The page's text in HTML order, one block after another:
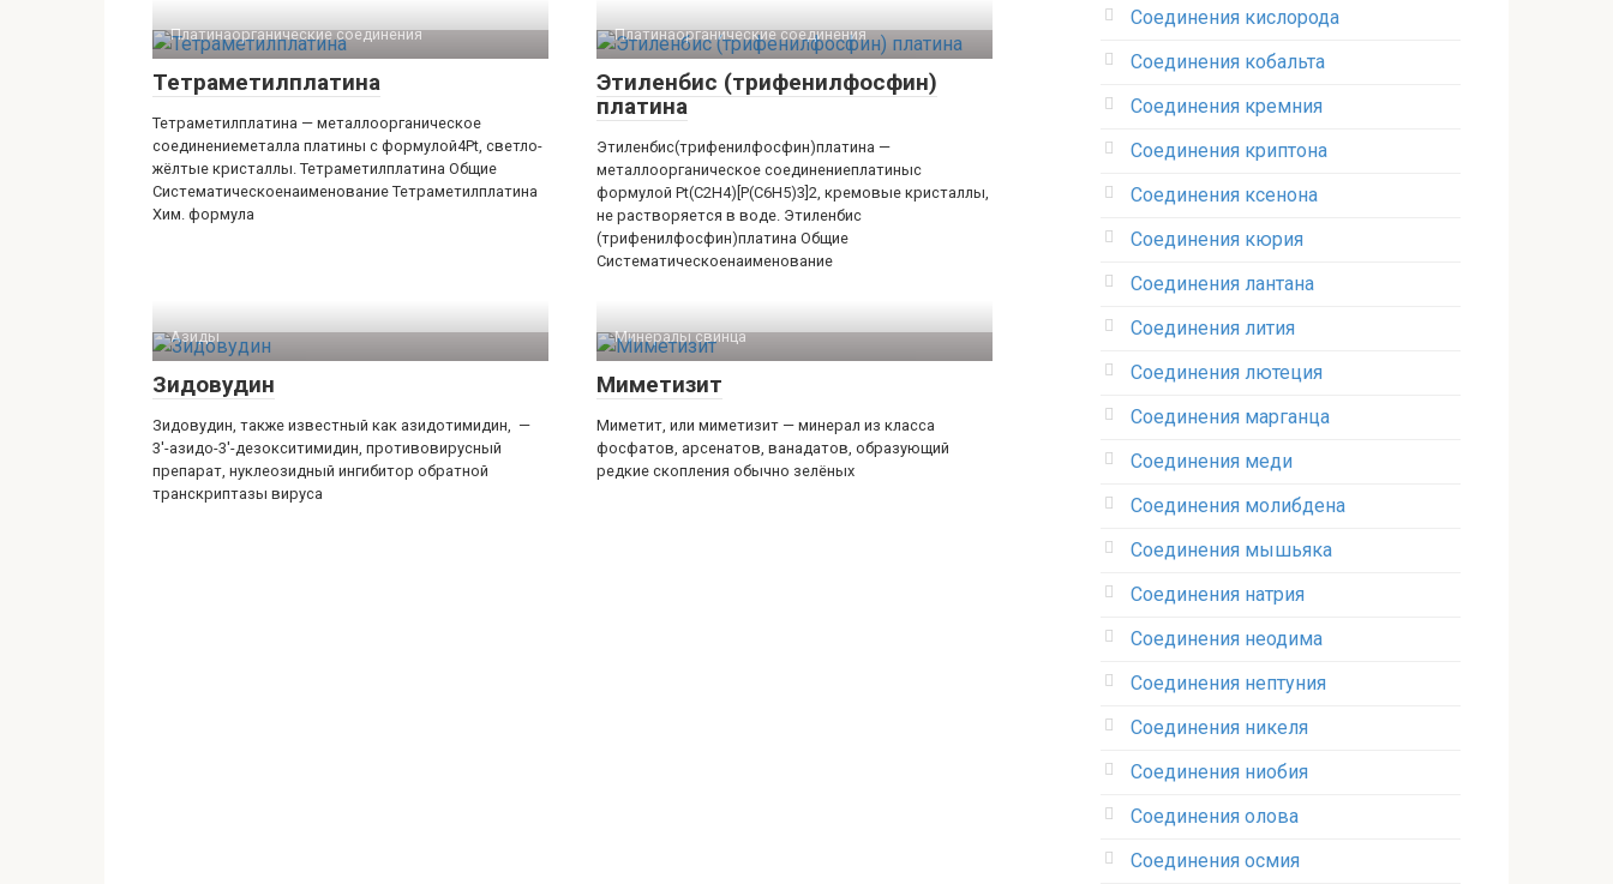
Платинаорганические соединения‎
Тетраметилплатина
Тетраметилплатина — металлоорганическое
соединениеметалла платины с формулой4Pt, светло-
жёлтые кристаллы. Тетраметилплатина Общие
Систематическоенаименование Тетраметилплатина
Хим. формула
Платинаорганические соединения‎
Этиленбис (трифенилфосфин)
платина
Этиленбис(трифенилфосфин)платина —
металлоорганическое соединениеплатиныс
формулой Pt(C2H4)[P(C6H5)3]2, кремовые кристаллы,
не растворяется в воде. Этиленбис​
(трифенилфосфин)​платина Общие
Систематическоенаименование
Азиды
Зидовудин
Зидовудин, также известный как азидотимидин, —
3′-азидо-3′-дезокситимидин, противовирусный
препарат, нуклеозидный ингибитор обратной
транскриптазы вируса
Минералы свинца‎
Миметизит
Миметит, или миметизит — минерал из класса
фосфатов, арсенатов, ванадатов, образующий
редкие скопления обычно зелёных
Соединения кислорода‎
Соединения кобальта
Соединения кремния‎
Соединения криптона‎
Соединения ксенона‎
Соединения кюрия
Соединения лантана‎
Соединения лития‎
Соединения лютеция‎
Соединения марганца‎
Соединения меди
Соединения молибдена‎
Соединения мышьяка‎ ‎
Соединения натрия‎
Соединения неодима‎
Соединения нептуния‎
Соединения никеля‎
Соединения ниобия‎
Соединения олова‎
Соединения осмия‎